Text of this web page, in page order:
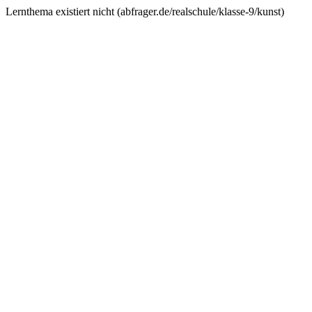
Lernthema existiert nicht (abfrager.de/realschule/klasse-9/kunst)